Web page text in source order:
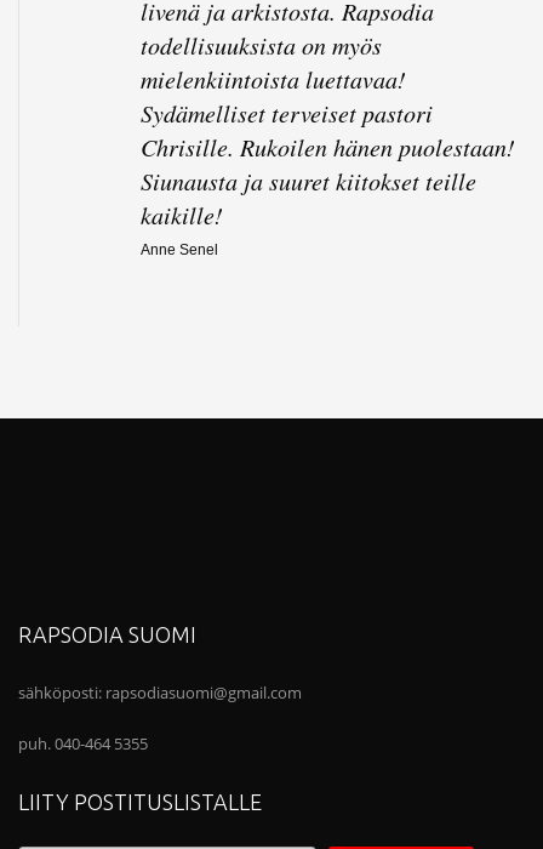
livenä ja arkistosta. Rapsodia
todellisuuksista on myös
mielenkiintoista luettavaa!
Sydämelliset terveiset pastori
Chrisille. Rukoilen hänen puolestaan!
Siunausta ja suuret kiitokset teille
kaikille!
Anne Senel
RAPSODIA SUOMI
sähköposti: rapsodiasuomi@gmail.com
puh. 040-464 5355
LIITY POSTITUSLISTALLE